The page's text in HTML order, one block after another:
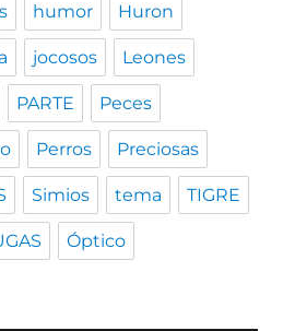
humor Huron
jocosos Leones
PARTE Peces
Perros Preciosas
Simios tema TIGRE
Óptico